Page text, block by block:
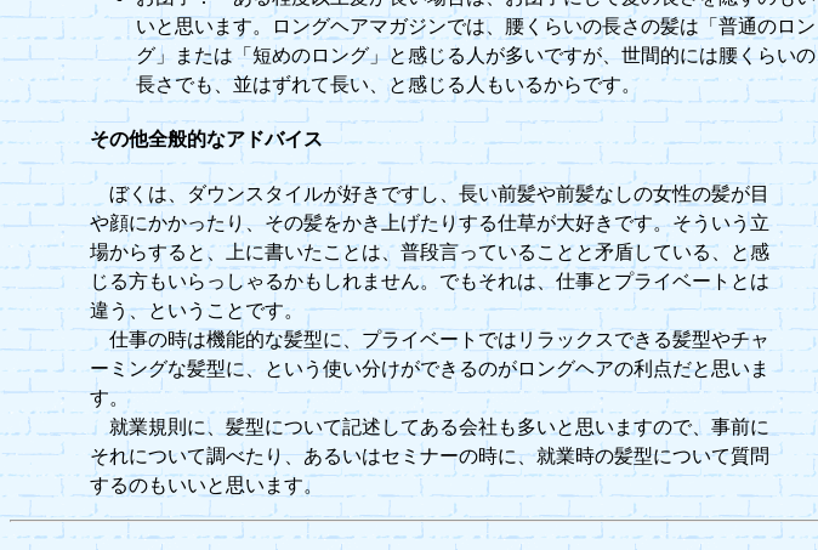
いと思います。ロングヘアマガジンでは、腰くらいの長さの髪は「普通のロン
グ」または「短めのロング」と感じる人が多いですが、世間的には腰くらいの
長さでも、並はずれて長い、と感じる人もいるからです。
その他全般的なアドバイス
ぼくは、ダウンスタイルが好きですし、長い前髪や前髪なしの女性の髪が目
や顔にかかったり、その髪をかき上げたりする仕草が大好きです。そういう立
場からすると、上に書いたことは、普段言っていることと矛盾している、と感
じる方もいらっしゃるかもしれません。でもそれは、仕事とプライベートとは
違う、ということです。
仕事の時は機能的な髪型に、プライベートではリラックスできる髪型やチャ
ーミングな髪型に、という使い分けができるのがロングヘアの利点だと思いま
す。
就業規則に、髪型について記述してある会社も多いと思いますので、事前に
それについて調べたり、あるいはセミナーの時に、就業時の髪型について質問
するのもいいと思います。